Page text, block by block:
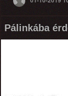
Pálinkába